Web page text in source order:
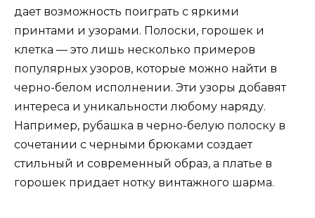
дает возможность поиграть с яркими
принтами и узорами. Полоски, горошек и
клетка — это лишь несколько примеров
популярных узоров, которые можно найти в
черно-белом исполнении. Эти узоры добавят
интереса и уникальности любому наряду.
Например, рубашка в черно-белую полоску в
сочетании с черными брюками создает
стильный и современный образ, а платье в
горошек придает нотку винтажного шарма.